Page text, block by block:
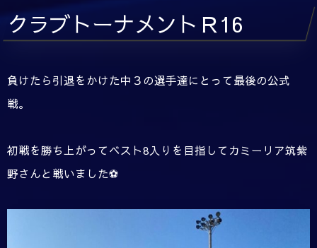
クラブトーナメントＲ16
負けたら引退をかけた中３の選手達にとって最後の公式
戦。
初戦を勝ち上がってベスト8入りを目指してカミーリア筑紫
野さんと戦いました⚽️